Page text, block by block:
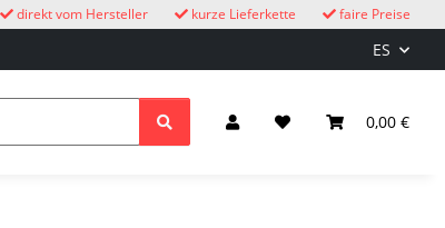
faire Preise
kurze Lieferkette
direkt vom Hersteller
ES
0,00 €
Relojes de cuco niños Iluminación y